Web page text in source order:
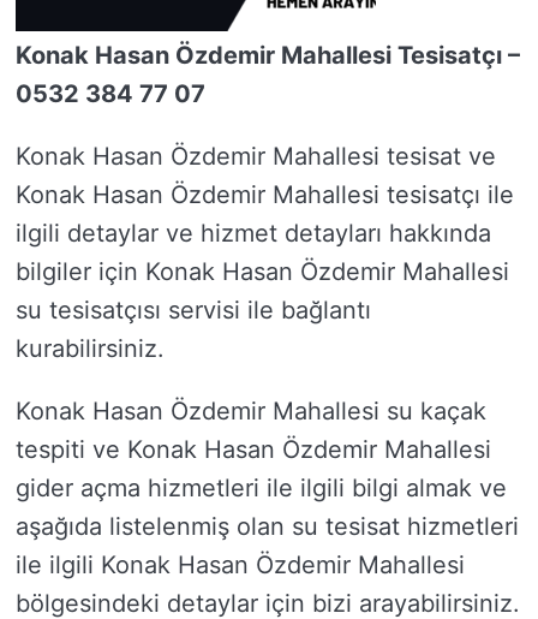
Konak Hasan Özdemir Mahallesi Tesisatçı –
0532 384 77 07
Konak Hasan Özdemir Mahallesi tesisat ve
Konak Hasan Özdemir Mahallesi tesisatçı ile
ilgili detaylar ve hizmet detayları hakkında
bilgiler için Konak Hasan Özdemir Mahallesi
su tesisatçısı servisi ile bağlantı
kurabilirsiniz.
Konak Hasan Özdemir Mahallesi su kaçak
tespiti ve Konak Hasan Özdemir Mahallesi
gider açma hizmetleri ile ilgili bilgi almak ve
aşağıda listelenmiş olan su tesisat hizmetleri
ile ilgili Konak Hasan Özdemir Mahallesi
bölgesindeki detaylar için bizi arayabilirsiniz.